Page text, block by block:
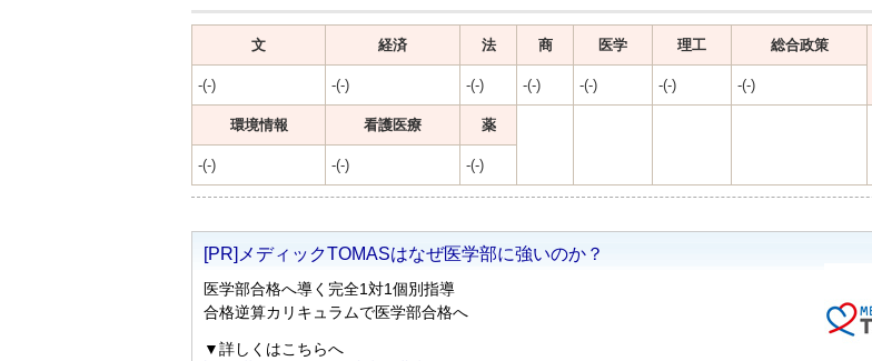
文 経済 法 商 医学 理工
総合政策
-(-)
-(-) -(-) -(-) -(-) -(-) -(-)
環境情報 看護医療
薬
-(-)
-(-) -(-)